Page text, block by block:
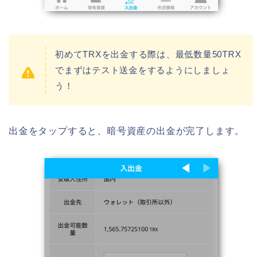
初めてTRXを出金する際は、最低数量50TRX
でまずはテスト送金をするようにしましょ
う！
出金をタップすると、暗号資産の出金が完了します。